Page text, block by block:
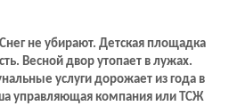
не убирают. Детская площадка
Весной двор утопает в лужах.
услуги дорожает из года в
управляющая компания или ТСЖ